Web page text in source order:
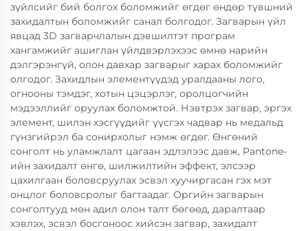
зүйлсийг бий болгох боломжийг өгдөг өндөр түвшний
захидалтын боломжийг санал болгодог. Загварын үйл
явцад 3D загварчлалын дэвшилтэт програм
хангамжийг ашиглан үйлдвэрлэхээс өмнө нарийн
дэлгэрэнгүй, олон давхар загварыг харах боломжийг
олгодог. Захидлын элементүүдэд уралдааны лого,
огнооны тэмдэг, хотын цэцэрлэг, оролцогчийн
мэдээллийг оруулах боломжтой. Нэвтрэх загвар, эргэх
элемент, шилэн хэсгүүдийг үүсгэх чадвар нь медальд
гүнзгийрэл ба сонирхолыг нэмж өгдөг. Өнгөний
сонголт нь уламжлалт цагаан эдлэлээс давж, Pantone-
ийн захидалт өнгө, шилжилтийн эффект, элсээр
цахилгаан боловсруулах эсвэл хуучиргасан гэх мэт
онцлог боловсролыг багтаадаг. Оргийн загварын
сонголтууд мөн адил олон талт бөгөөд, даралтаар
хэвлэх, эсвэл босгоноос хийсэн загвар, захидалт